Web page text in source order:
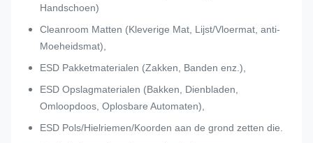
Handschoen)
Cleanroom Matten (Kleverige Mat, Lijst/Vloermat, anti-
Moeheidsmat),
ESD Pakketmaterialen (Zakken, Banden enz.),
ESD Opslagmaterialen (Bakken, Dienbladen,
Omloopdoos, Oplosbare Automaten),
ESD Pols/Hielriemen/Koorden aan de grond zetten die.